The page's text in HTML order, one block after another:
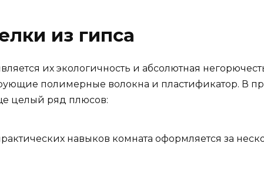
из гипса
их экологичность и абсолютная
полимерные волокна и пластификатор. В
целый ряд плюсов:
навыков комната оформляется за